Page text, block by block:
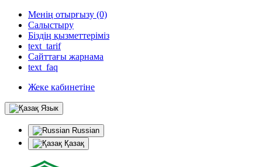
Менің отырғызу (0)
Салыстыру
Біздің қызметтеріміз
text_tarif
Сайттағы жарнама
text_faq
Жеке кабинетіне
Язык
Russian
Қазақ